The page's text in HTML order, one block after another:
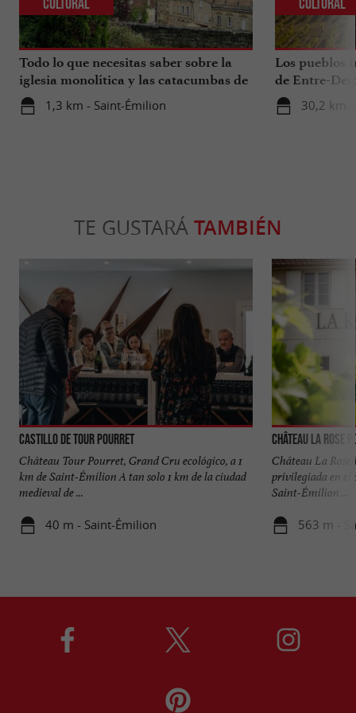
Todo lo que necesitas saber sobre la
iglesia monolítica y las catacumbas de
Saint-Émilion.
1,3 km - Saint-Émilion
Cultural
Los pueblos
de Entre-
30,2 km -
Cultural
TE GUSTARÁ TAMBIÉN
Castillo de Tour Pourret
Château Tour Pourret, Grand Cru ecológico, a 1
km de Saint-Émilion A tan solo 1 km de la ciudad
medieval de ...
40 m - Saint-Émilion
Château La Rose
Château La
privilegiada en el
Saint-Émilion ...
563 m -